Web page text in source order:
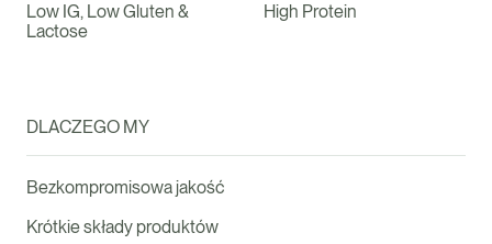
Low IG, Low Gluten &
Lactose
High Protein
DLACZEGO MY
Bezkompromisowa jakość
Krótkie składy produktów